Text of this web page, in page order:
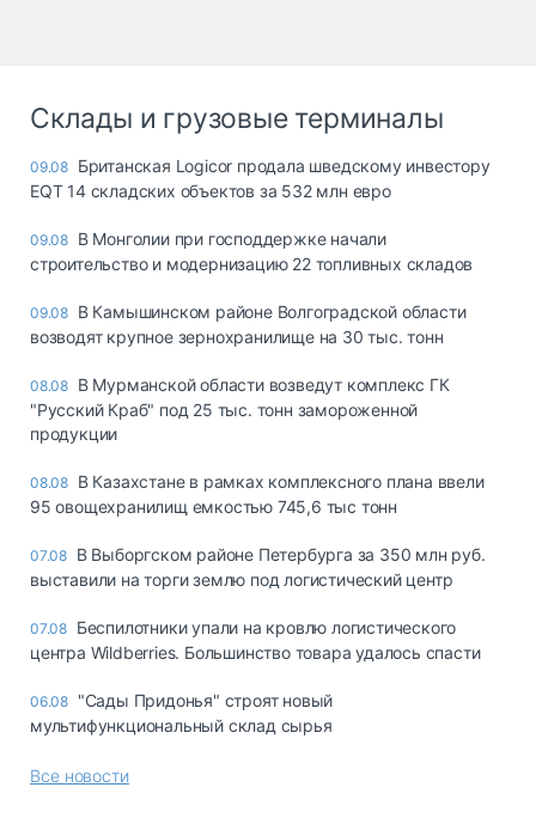
Склады и грузовые терминалы
09.08 Британская Logicor продала шведскому инвестору
EQT 14 складских объектов за 532 млн евро
09.08 В Монголии при господдержке начали
строительство и модернизацию 22 топливных складов
09.08 В Камышинском районе Волгоградской области
возводят крупное зернохранилище на 30 тыс. тонн
08.08 В Мурманской области возведут комплекс ГК
"Русский Краб" под 25 тыс. тонн замороженной
продукции
08.08 В Казахстане в рамках комплексного плана ввели
95 овощехранилищ емкостью 745,6 тыс тонн
07.08 В Выборгском районе Петербурга за 350 млн руб.
выставили на торги землю под логистический центр
07.08 Беспилотники упали на кровлю логистического
центра Wildberries. Большинство товара удалось спасти
06.08 "Сады Придонья" строят новый
мультифункциональный склад сырья
Все новости